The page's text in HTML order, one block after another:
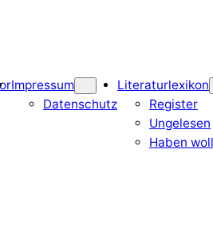
Impressum
Datenschutz
Literaturlexikon
Register
Ungelesen
Haben